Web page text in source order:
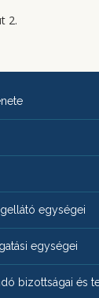
2.
egységei
egységei
bizottságai és